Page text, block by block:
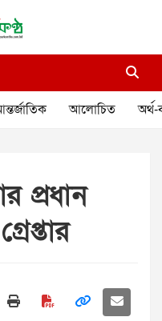
আলোচিত অর্থ-
প্রধান